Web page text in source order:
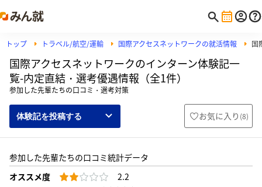
トップ トラベル/航空/運輸 国際アクセスネットワークの就活情報 国
国際アクセスネットワークのインターン体験記一
覧-内定直結・選考優遇情報（全1件）
参加した先輩たちの口コミ・選考対策
体験記を投稿する お気に入り (8)
参加した先輩たちの口コミ統計データ
オススメ度
2.2